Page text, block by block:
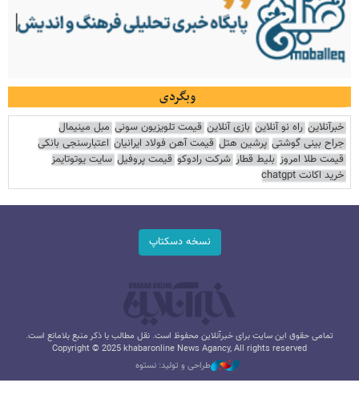
وبگردی
خبرآنلاین راه نو آنلاین بازی آنلاین قیمت تلویزیون سونی مبل مینیمال
جراح بینی گوشتی پرشین هتل قیمت آهن فولاد ایرانیان اعتبارسنجی بانکی
قیمت طلا امروز بلیط قطار شرکت رادوکو قیمت پروفیل سایت یوتوتایمز
خرید اکانت chatgpt
نسخه دسکتاپ
تمامی حقوق این سایت برای خبرآنلاین محفوظ است. نقل مطالب با ذکر منبع بلامانع است.
Copyright © 2025 khabaronline News Agancy, All rights reserved
طراحی و تولید: نستوه